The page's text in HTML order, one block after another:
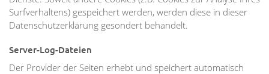
Surfverhaltens) gespeichert werden, werden diese in dieser
Datenschutzerklärung gesondert behandelt.
Server-Log-Dateien
Der Provider der Seiten erhebt und speichert automatisch